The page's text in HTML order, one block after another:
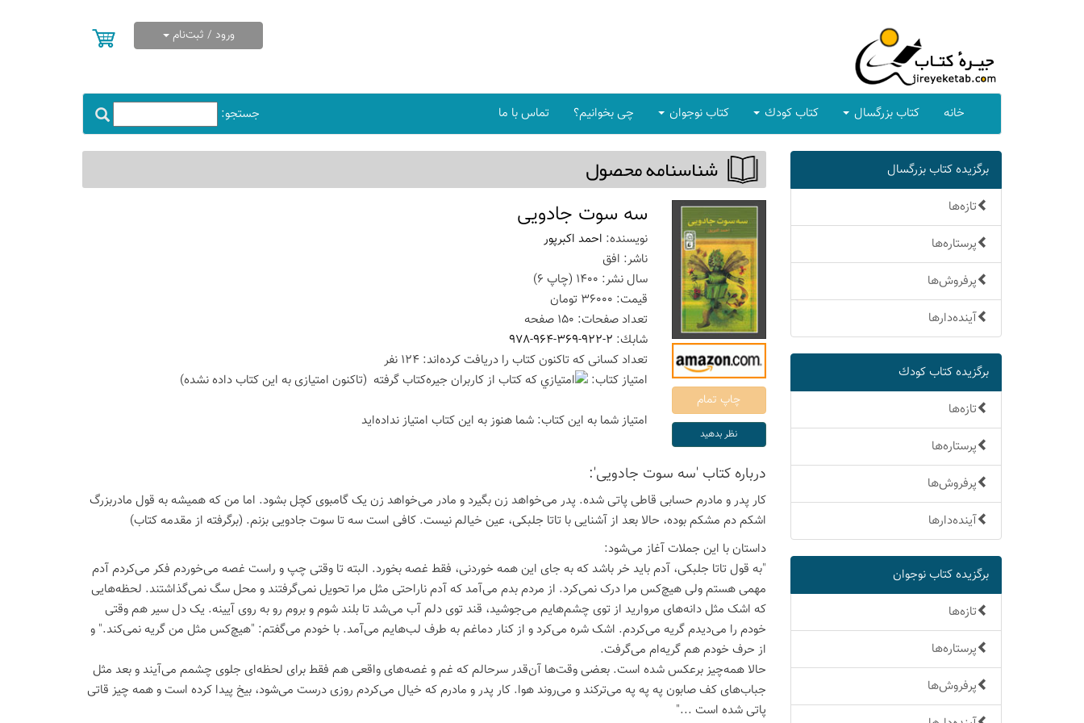
ورود / ثبت‌نام
جستجو: خانه كتاب بزرگسال كتاب كودك كتاب نوجوان چی بخوانیم؟ تماس با ما
برگزیده كتاب بزرگسال
تازه‌ها
پرستاره‌ها
پرفروش‌ها
آینده‌دارها
برگزیده كتاب كودك
تازه‌ها
پرستاره‌ها
پرفروش‌ها
آینده‌دارها
برگزیده كتاب نوجوان
تازه‌ها
پرستاره‌ها
پرفروش‌ها
شناسنامه محصول
سه سوت جادویی
نویسنده: احمد اکبرپور
ناشر: افق
سال نشر: 1400 (چاپ 6
)
قیمت: 36000 تومان
تعداد صفحات: 150 صفحه
شابك: 978-964-369-922-2
تعداد كسانی كه تاكنون كتاب را دریافت كرده‌اند: 124 نفر
امتیاز كتاب:
(تاكنون امتیازی به این كتاب داده نشده)
امتیاز شما به این كتاب: شما هنوز به این كتاب امتیاز نداده‌اید
درباره كتاب 'سه سوت جادویی':
کار پدر و مادرم حسابی قاطی پاتی شده. پدر می‌خواهد زن بگیرد و مادر می‌خواهد زن یک گامبوی کچل بشود. اما من که همیشه به قول مادربزرگ
اشکم دم مشکم بوده، حالا بعد از آشنایی با تاتا جلبکی، عین خیالم نیست. کافی است سه تا سوت جادویی بزنم. (برگرفته از مقدمه کتاب)
داستان با این جملات آغاز می‌شود:
"به قول تاتا جلبکی، آدم باید خر باشد که به جای این همه خوردنی، فقط غصه بخورد. البته تا وقتی چپ و راست غصه می‌خوردم فکر می‌کردم آدم
مهمی هستم ولی هیچ‌کس مرا درک نمی‌کرد. از مردم بدم می‌آمد که آدم ناراحتی مثل مرا تحویل نمی‌گرفتند و محل سگ نمی‌گذاشتند. لحظه‌هایی
که اشک مثل دانه‌های مروارید از توی چشم‌هایم می‌جوشید، قند توی دلم آب می‌شد تا بلند شوم و بروم رو به روی آیینه. یک دل سیر هم وقتی
خودم را می‌دیدم گریه می‌کردم. اشک شره می‌کرد و از کنار دماغم به طرف لب‌هایم می‌آمد. با خودم می‌گفتم: "هیچ‌کس مثل من گریه نمی‌کند." و
از حرف خودم هم گریه‌ام می‌گرفت.
حالا همه‌چیز برعکس شده است. بعضی وقت‌ها آن‌قدر سرحالم که غم و غصه‌های واقعی هم فقط برای لحظه‌ای جلوی چشمم می‌آیند و بعد مثل
جباب‌های کف صابون په په په می‌ترکند و می‌روند هوا. کار پدر و مادرم که خیال می‌کردم روزی درست می‌شود، بیخ پیدا کرده‌ است و همه چیز قاتی
پاتی شده است ..."